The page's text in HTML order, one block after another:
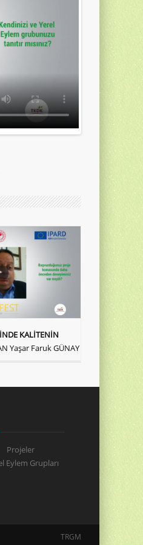
KALİTENİN
Yaşar Faruk GÜNAY
Projeler
Eylem Grupları
TRGM